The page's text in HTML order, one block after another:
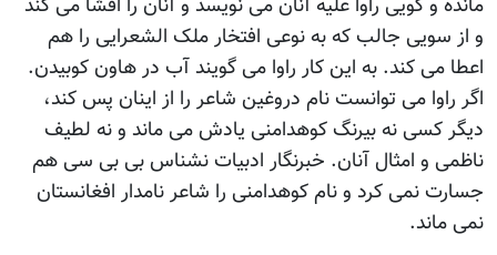
و از سويی جالب که به نوعی افتخار ملک الشعرايی را هم
اعطا می کند. به اين کار راوا می گويند آب در هاون کوبيدن.
اگر راوا می توانست نام دروغين شاعر را از اينان پس کند،
ديگر کسی نه بيرنگ کوهدامنی يادش می ماند و نه لطيف
ناظمی و امثال آنان. خبرنگار ادبيات نشناس بی بی سی هم
جسارت نمی کرد و نام کوهدامنی را شاعر نامدار افغانستان
نمی ماند.